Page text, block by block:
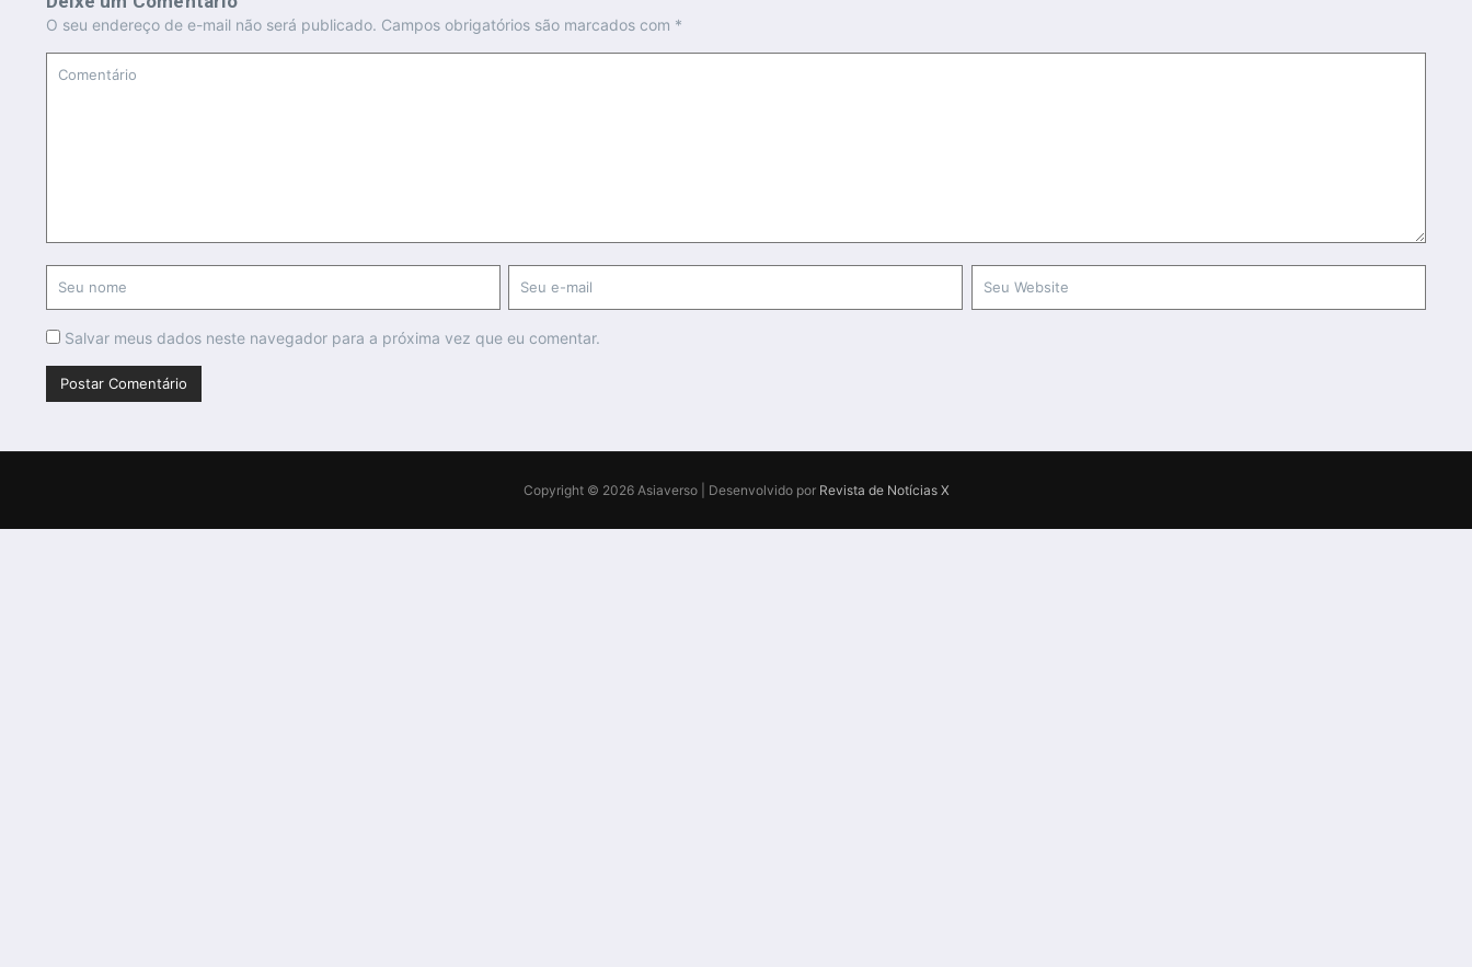
O seu endereço de e-mail não será publicado. Campos obrigatórios são marcados com *
Salvar meus dados neste navegador para a próxima vez que eu comentar.
Copyright © 2026 Asiaverso | Desenvolvido por Revista de Notícias X